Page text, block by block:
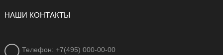
НАШИ КОНТАКТЫ
Телефон: +7(495) 000-00-00